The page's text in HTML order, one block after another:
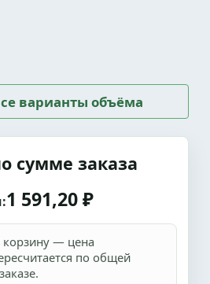
варианты объёма
сумме заказа
1 591,20 ₽
корзину — цена
по общей